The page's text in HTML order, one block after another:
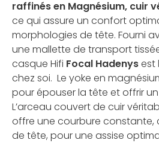
raffinés en Magnésium, cuir
ce qui assure un confort
morphologies de tête. Fourni
une mallette de transport
casque Hifi Focal Hadenysest
chez soi. Le yoke en
pour épouser la tête et offrir
L’arceau couvert de cuir
offre une courbure constante,
de tête, pour une assise